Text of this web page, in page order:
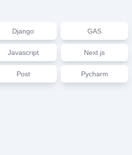
Django GAS
Javascript Next.js
Post Pycharm